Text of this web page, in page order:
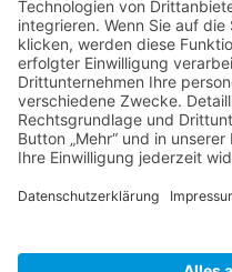
Fundsache
03. 06. 2026
Zu unserem Dorffest auf dem
29.-31.05.2026 wurde eine
Die Karte ist bei der
Steina, Tel: 035955/43237.